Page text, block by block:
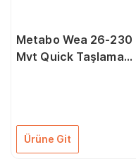
Metabo Wea 26-230
Mvt Quick Taşlama
Ürüne Git